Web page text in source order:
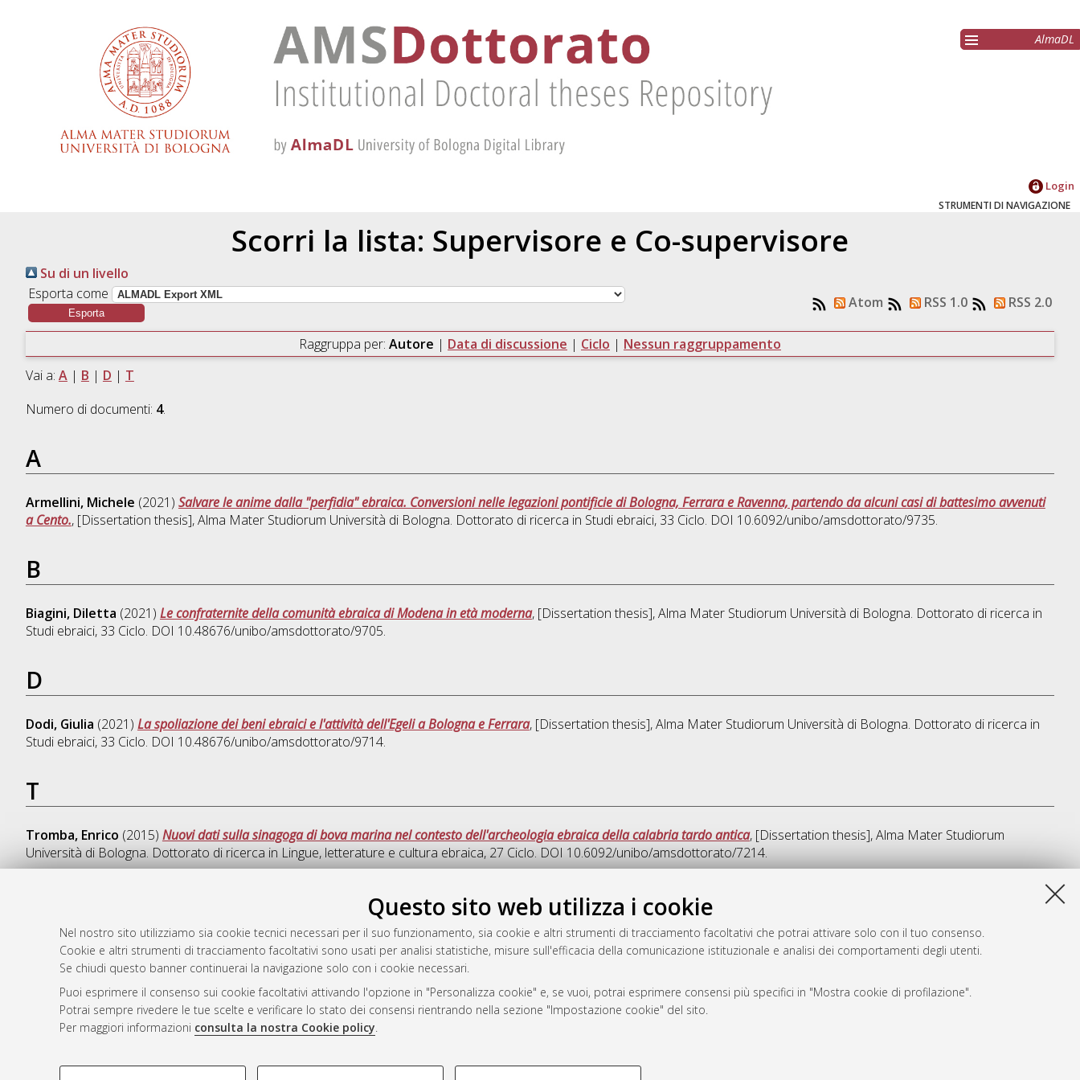
Questo sito web utilizza i cookie
Nel nostro sito utilizziamo sia cookie tecnici necessari per il suo funzionamento, sia cookie e altri strumenti di tracciamento facoltativi che potrai attivare solo con il tuo consenso.
Cookie e altri strumenti di tracciamento facoltativi sono usati per analisi statistiche, misure sull'efficacia della comunicazione istituzionale e analisi dei comportamenti degli utenti.
Se chiudi questo banner continuerai la navigazione solo con i cookie necessari.
Puoi esprimere il consenso sui cookie facoltativi attivando l'opzione in "Personalizza cookie" e, se vuoi, potrai esprimere consensi più specifici in "Mostra cookie di profilazione".
Potrai sempre rivedere le tue scelte e verificare lo stato dei consensi rientrando nella sezione "Impostazione cookie" del sito.
Per maggiori informazioni consulta la nostra Cookie policy.
COOKIE DI PROFILAZIONE - FACOLTATIVI COOKIE TECNICI - NECESSARI
AlmaDL
Login
STRUMENTI DI NAVIGAZIONE
Scorri la lista: Supervisore e Co-supervisore
Su di un livello
Esporta come
Atom RSS 1.0 RSS 2.0
Raggruppa per: Autore | Data di discussione | Ciclo | Nessun raggruppamento
Vai a: A| B | D | T
Numero di documenti: 4.
A
Armellini, Michele (2021) Salvare le anime dalla "perfidia" ebraica. Conversioni nelle legazioni pontificie di Bologna, Ferrara e Ravenna, partendo da alcuni casi di battesimo avvenuti
a Cento., [Dissertation thesis], Alma Mater Studiorum Università di Bologna. Dottorato di ricerca in Studi ebraici, 33 Ciclo. DOI 10.6092/unibo/amsdottorato/9735.
B
Biagini, Diletta (2021) Le confraternite della comunità ebraica di Modena in età moderna, [Dissertation thesis], Alma Mater Studiorum Università di Bologna. Dottorato di ricerca in
Studi ebraici, 33 Ciclo. DOI 10.48676/unibo/amsdottorato/9705.
D
Dodi, Giulia (2021) La spoliazione dei beni ebraici e l'attività dell'Egeli a Bologna e Ferrara, [Dissertation thesis], Alma Mater Studiorum Università di Bologna. Dottorato di ricerca in
Studi ebraici, 33 Ciclo. DOI 10.48676/unibo/amsdottorato/9714.
T
Tromba, Enrico (2015) Nuovi dati sulla sinagoga di bova marina nel contesto dell'archeologia ebraica della calabria tardo antica, [Dissertation thesis], Alma Mater Studiorum
Università di Bologna. Dottorato di ricerca in Lingue, letterature e cultura ebraica, 27 Ciclo. DOI 10.6092/unibo/amsdottorato/7214.
Fri Aug 7 20:46:52 2026 CEST.
Atom
Rss 1.0
Rss 2.0
AMS Dottorato
ISSN: 2038-7946
Servizio implementato e gestito da
Impostazioni Cookie
Informativa sulla privacy
Condizioni d’uso del sito